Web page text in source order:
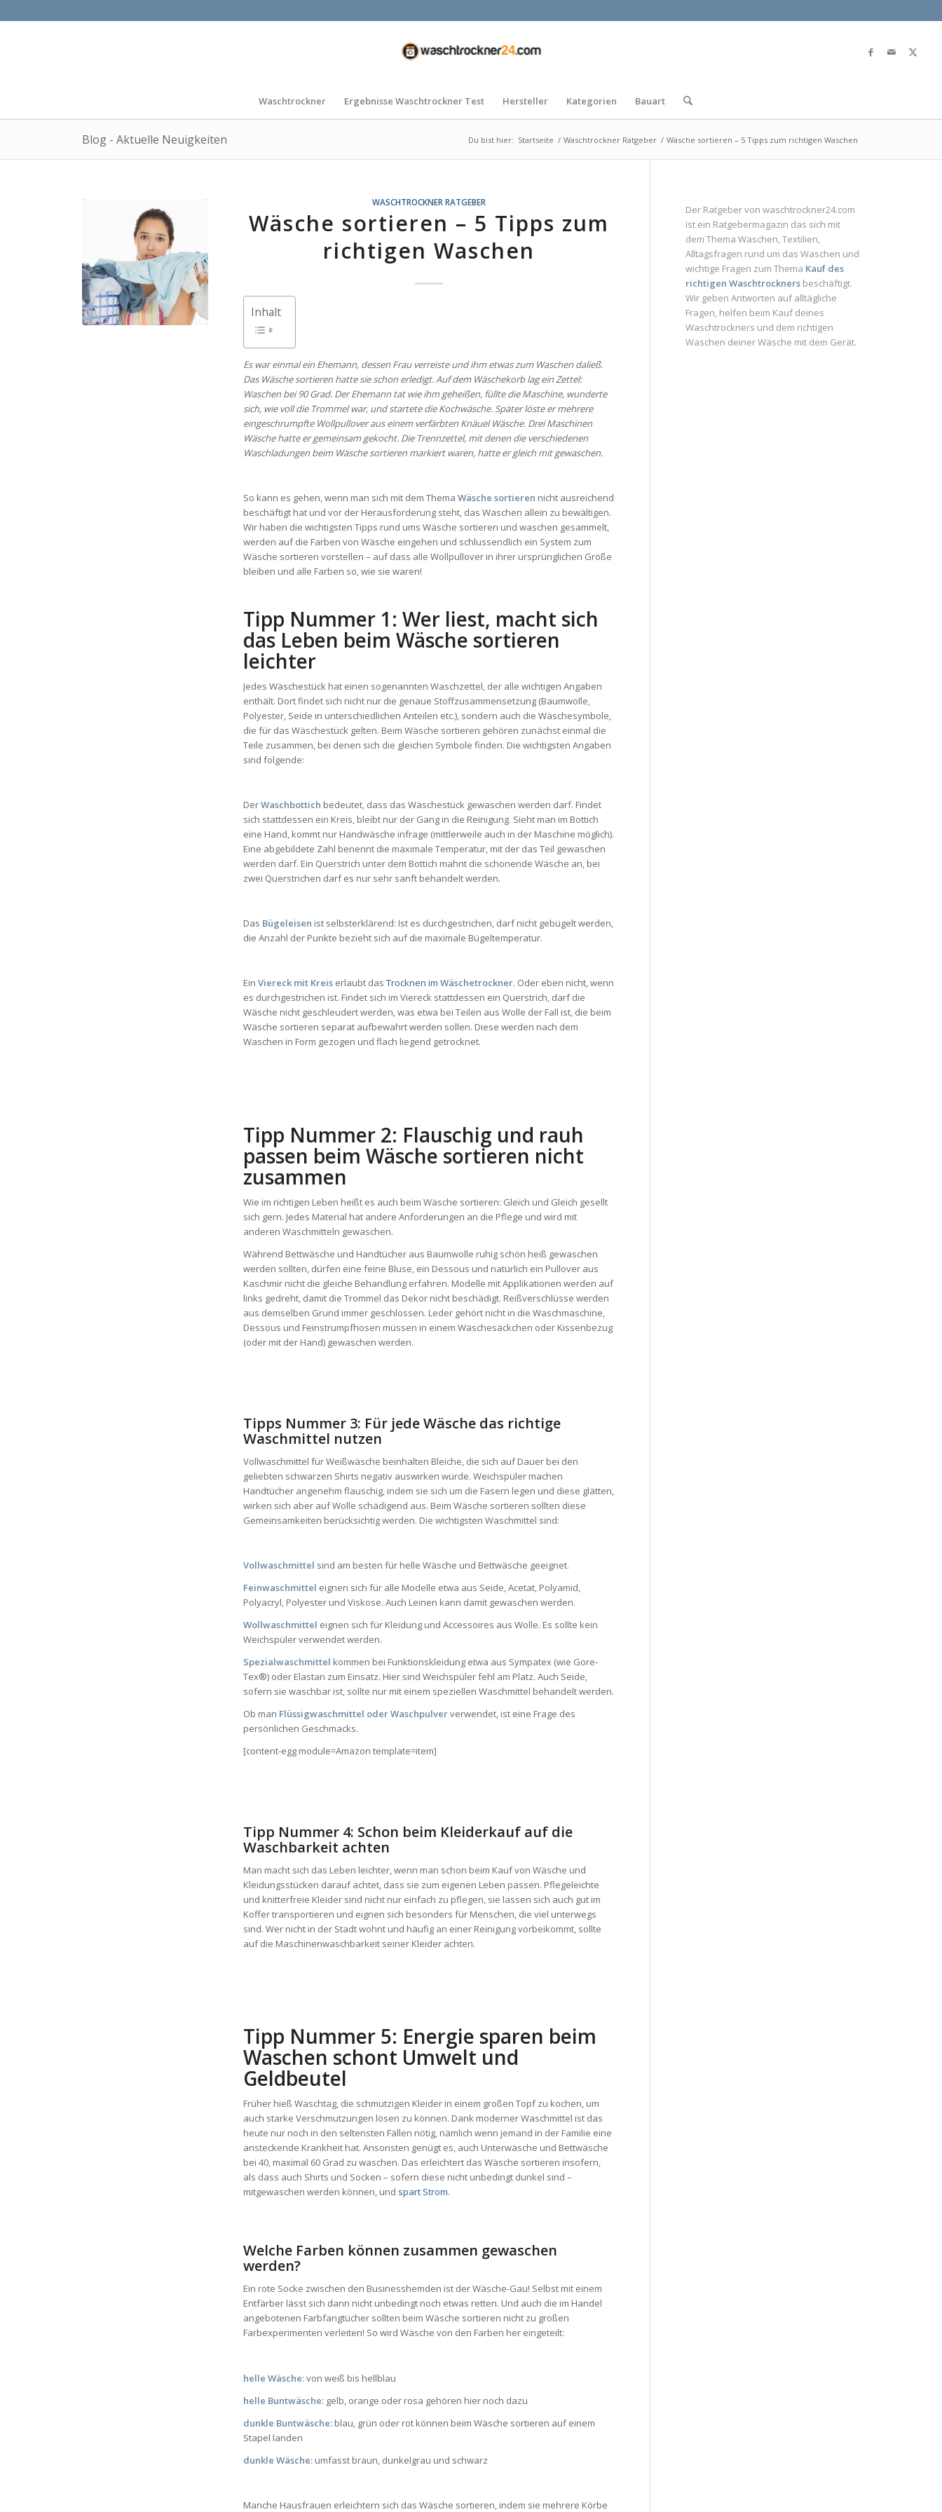
Waschtrockner Ergebnisse Waschtrockner Test Hersteller Kategorien Bauart
Blog - Aktuelle Neuigkeiten Du bist hier: Startseite / Waschtrockner Ratgeber / Wäsche sortieren – 5 Tipps zum richtigen Waschen
WASCHTROCKNER RATGEBER
Wäsche sortieren – 5 Tipps zum
richtigen Waschen
Inhalt
Es war einmal ein Ehemann, dessen Frau verreiste und ihm etwas zum Waschen daließ.
Das Wäsche sortieren hatte sie schon erledigt. Auf dem Wäschekorb lag ein Zettel:
Waschen bei 90 Grad. Der Ehemann tat wie ihm geheißen, füllte die Maschine, wunderte
sich, wie voll die Trommel war, und startete die Kochwäsche. Später löste er mehrere
eingeschrumpfte Wollpullover aus einem verfärbten Knäuel Wäsche. Drei Maschinen
Wäsche hatte er gemeinsam gekocht. Die Trennzettel, mit denen die verschiedenen
Waschladungen beim Wäsche sortieren markiert waren, hatte er gleich mit gewaschen.
So kann es gehen, wenn man sich mit dem ThemaWäsche sortieren nicht ausreichend
beschäftigt hat und vor der Herausforderung steht, das Waschen allein zu bewältigen.
Wir haben die wichtigsten Tipps rund ums Wäsche sortieren und waschen gesammelt,
werden auf die Farben von Wäsche eingehen und schlussendlich ein System zum
Wäsche sortieren vorstellen – auf dass alle Wollpullover in ihrer ursprünglichen Größe
bleiben und alle Farben so, wie sie waren!
Tipp Nummer 1: Wer liest, macht sich
das Leben beim Wäsche sortieren
leichter
Jedes Wäschestück hat einen sogenannten Waschzettel, der alle wichtigen Angaben
enthält. Dort findet sich nicht nur die genaue Stoffzusammensetzung (Baumwolle,
Polyester, Seide in unterschiedlichen Anteilen etc.), sondern auch die Wäschesymbole,
die für das Wäschestück gelten. Beim Wäsche sortieren gehören zunächst einmal die
Teile zusammen, bei denen sich die gleichen Symbole finden. Die wichtigsten Angaben
sind folgende:
DerWaschbottich bedeutet, dass das Wäschestück gewaschen werden darf. Findet
sich stattdessen ein Kreis, bleibt nur der Gang in die Reinigung. Sieht man im Bottich
eine Hand, kommt nur Handwäsche infrage (mittlerweile auch in der Maschine möglich).
Eine abgebildete Zahl benennt die maximale Temperatur, mit der das Teil gewaschen
werden darf. Ein Querstrich unter dem Bottich mahnt die schonende Wäsche an, bei
zwei Querstrichen darf es nur sehr sanft behandelt werden.
Das Bügeleisen ist selbsterklärend: Ist es durchgestrichen, darf nicht gebügelt werden,
die Anzahl der Punkte bezieht sich auf die maximale Bügeltemperatur.
EinViereck mit Kreis erlaubt dasTrocknen imWäschetrockner. Oder eben nicht, wenn
es durchgestrichen ist. Findet sich im Viereck stattdessen ein Querstrich, darf die
Wäsche nicht geschleudert werden, was etwa bei Teilen aus Wolle der Fall ist, die beim
Wäsche sortieren separat aufbewahrt werden sollen. Diese werden nach dem
Waschen in Form gezogen und flach liegend getrocknet.
Tipp Nummer 2: Flauschig und rauh
passen beim Wäsche sortieren nicht
zusammen
Wie im richtigen Leben heißt es auch beim Wäsche sortieren: Gleich und Gleich gesellt
sich gern. Jedes Material hat andere Anforderungen an die Pflege und wird mit
anderen Waschmitteln gewaschen.
Während Bettwäsche und Handtücher aus Baumwolle ruhig schön heiß gewaschen
werden sollten, dürfen eine feine Bluse, ein Dessous und natürlich ein Pullover aus
Kaschmir nicht die gleiche Behandlung erfahren. Modelle mit Applikationen werden auf
links gedreht, damit die Trommel das Dekor nicht beschädigt. Reißverschlüsse werden
aus demselben Grund immer geschlossen. Leder gehört nicht in die Waschmaschine,
Dessous und Feinstrumpfhosen müssen in einem Wäschesäckchen oder Kissenbezug
(oder mit der Hand) gewaschen werden.
Tipps Nummer 3: Für jede Wäsche das richtige
Waschmittel nutzen
Vollwaschmittel für Weißwäsche beinhalten Bleiche, die sich auf Dauer bei den
geliebten schwarzen Shirts negativ auswirken würde. Weichspüler machen
Handtücher angenehm flauschig, indem sie sich um die Fasern legen und diese glätten,
wirken sich aber auf Wolle schädigend aus. Beim Wäsche sortieren sollten diese
Gemeinsamkeiten berücksichtig werden. Die wichtigsten Waschmittel sind:
Vollwaschmittel sind am besten für helle Wäsche und Bettwäsche geeignet.
Feinwaschmittel eignen sich für alle Modelle etwa aus Seide, Acetat, Polyamid,
Polyacryl, Polyester und Viskose. Auch Leinen kann damit gewaschen werden.
Wollwaschmittel eignen sich für Kleidung und Accessoires aus Wolle. Es sollte kein
Weichspüler verwendet werden.
Spezialwaschmittel kommen bei Funktionskleidung etwa aus Sympatex (wie Gore-
Tex®) oder Elastan zum Einsatz. Hier sind Weichspüler fehl am Platz. Auch Seide,
sofern sie waschbar ist, sollte nur mit einem speziellen Waschmittel behandelt werden.
Ob man Flüssigwaschmittel oder Waschpulververwendet, ist eine Frage des
persönlichen Geschmacks.
[content-egg module=Amazon template=item]
Tipp Nummer 4: Schon beim Kleiderkauf auf die
Waschbarkeit achten
Man macht sich das Leben leichter, wenn man schon beim Kauf von Wäsche und
Kleidungsstücken darauf achtet, dass sie zum eigenen Leben passen. Pflegeleichte
und knitterfreie Kleider sind nicht nur einfach zu pflegen, sie lassen sich auch gut im
Koffer transportieren und eignen sich besonders für Menschen, die viel unterwegs
sind. Wer nicht in der Stadt wohnt und häufig an einer Reinigung vorbeikommt, sollte
auf die Maschinenwaschbarkeit seiner Kleider achten.
Tipp Nummer 5: Energie sparen beim
Waschen schont Umwelt und
Geldbeutel
Früher hieß Waschtag, die schmutzigen Kleider in einem großen Topf zu kochen, um
auch starke Verschmutzungen lösen zu können. Dank moderner Waschmittel ist das
heute nur noch in den seltensten Fällen nötig, nämlich wenn jemand in der Familie eine
ansteckende Krankheit hat. Ansonsten genügt es, auch Unterwäsche und Bettwäsche
bei 40, maximal 60 Grad zu waschen. Das erleichtert das Wäsche sortieren insofern,
als dass auch Shirts und Socken – sofern diese nicht unbedingt dunkel sind –
mitgewaschen werden können, und spart Strom.
Welche Farben können zusammen gewaschen
werden?
Ein rote Socke zwischen den Businesshemden ist der Wäsche-Gau! Selbst mit einem
Entfärber lässt sich dann nicht unbedingt noch etwas retten. Und auch die im Handel
angebotenen Farbfangtücher sollten beim Wäsche sortieren nicht zu großen
Farbexperimenten verleiten! So wird Wäsche von den Farben her eingeteilt:
helle Wäsche: von weiß bis hellblau
helle Buntwäsche: gelb, orange oder rosa gehören hier noch dazu
dunkle Buntwäsche: blau, grün oder rot können beim Wäsche sortieren auf einem
Stapel landen
dunkle Wäsche: umfasst braun, dunkelgrau und schwarz
Manche Hausfrauen erleichtern sich das Wäsche sortieren, indem sie mehrere Körbe
Der Ratgeber vonwaschtrockner24.com
ist ein Ratgebermagazin das sich mit
dem Thema Waschen, Textilien,
Alltagsfragen rund um das Waschen und
wichtige Fragen zum Thema Kauf des
richtigen Waschtrockners beschäftigt.
Wir geben Antworten auf alltägliche
Fragen, helfen beim Kauf deines
Waschtrockners und dem richtigen
Waschen deiner Wäsche mit dem Gerät.